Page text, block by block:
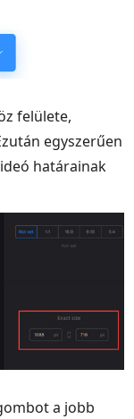
felülete,
egyszerűen
határainak
a jobb